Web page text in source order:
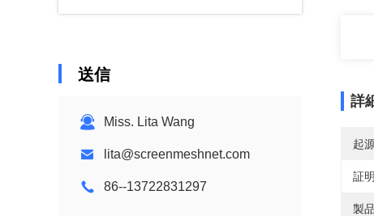
送信
Miss. Lita Wang
lita@screenmeshnet.com
86--13722831297
詳
起
証明
製